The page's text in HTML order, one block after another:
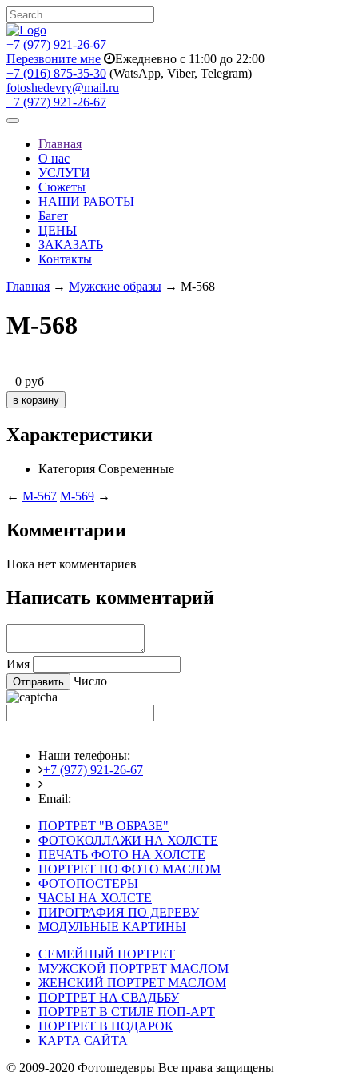
+7 (977) 921-26-67
Перезвоните мне
Ежедневно с 11:00 до 22:00
+7 (916) 875-35-30 (WatsApp, Viber, Telegram)
fotoshedevry@mail.ru
+7 (977) 921-26-67
Toggle
navigationГлавная
О нас
УСЛУГИ
Сюжеты
НАШИ РАБОТЫ
Багет
ЦЕНЫ
ЗАКАЗАТЬ
Контакты
Главная → Мужские образы → M-568
M-568
0 руб
Характеристики
Категория Современные
← M-567 M-569 →
Комментарии
Пока нет комментариев
Написать комментарий
Имя
Число
Наши телефоны:
+7 (977) 921-26-67
Email:
ПОРТРЕТ "В ОБРАЗЕ"
ФОТОКОЛЛАЖИ НА ХОЛСТЕ
ПЕЧАТЬ ФОТО НА ХОЛСТЕ
ПОРТРЕТ ПО ФОТО МАСЛОМ
ФОТОПОСТЕРЫ
ЧАСЫ НА ХОЛСТЕ
ПИРОГРАФИЯ ПО ДЕРЕВУ
МОДУЛЬНЫЕ КАРТИНЫ
СЕМЕЙНЫЙ ПОРТРЕТ
МУЖСКОЙ ПОРТРЕТ МАСЛОМ
ЖЕНСКИЙ ПОРТРЕТ МАСЛОМ
ПОРТРЕТ НА СВАДЬБУ
ПОРТРЕТ В СТИЛЕ ПОП-АРТ
ПОРТРЕТ В ПОДАРОК
КАРТА САЙТА
© 2009-2020 Фотошедевры Все права защищены